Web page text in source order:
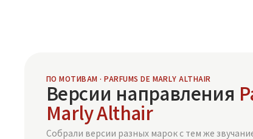
ПО МОТИВАМ · PARFUMS DE MARLY ALTHAIR
Версии направления
Marly Althair
Собрали версии разных марок с тем же